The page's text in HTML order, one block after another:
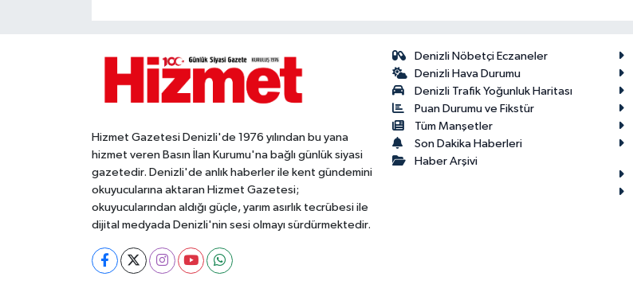
Hizmet Gazetesi Denizli'de 1976 yılından bu yana
hizmet veren Basın İlan Kurumu'na bağlı günlük siyasi
gazetedir. Denizli'de anlık haberler ile kent gündemini
okuyucularına aktaran Hizmet Gazetesi;
okuyucularından aldığı güçle, yarım asırlık tecrübesi ile
dijital medyada Denizli'nin sesi olmayı sürdürmektedir.
Denizli Nöbetçi Eczaneler
Denizli Hava Durumu
Denizli Trafik Yoğunluk Haritası
Puan Durumu ve Fikstür
Tüm Manşetler
Son Dakika Haberleri
Haber Arşivi